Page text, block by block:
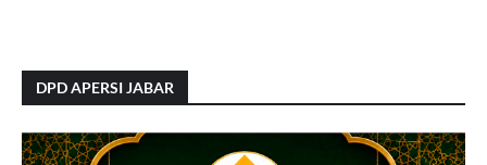
DPD APERSI JABAR